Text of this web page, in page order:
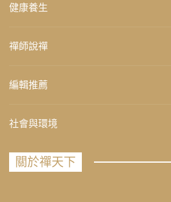
健康養生
禪師說禪
編輯推薦
社會與環境
關於禪天下